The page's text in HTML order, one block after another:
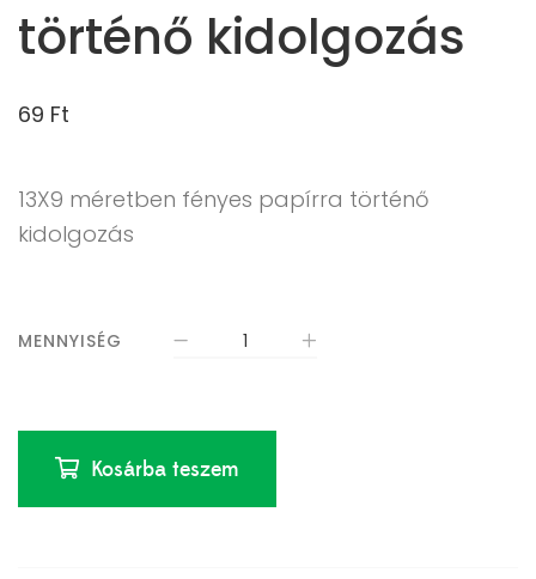
történő kidolgozás
69 Ft
13X9 méretben fényes papírra történő
kidolgozás
MENNYISÉG
Kosárba teszem